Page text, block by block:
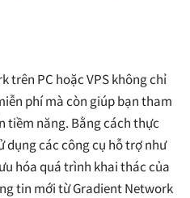
trên PC hoặc VPS không chỉ
phí mà còn giúp bạn tham
tiềm năng. Bằng cách thực
dụng các công cụ hỗ trợ như
hóa quá trình khai thác của
tin mới từ Gradient Network